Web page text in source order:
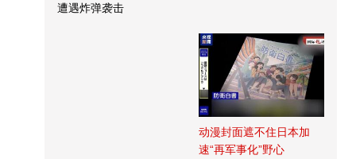
遭遇炸弹袭击
动漫封面遮不住日本加
速“再军事化”野心